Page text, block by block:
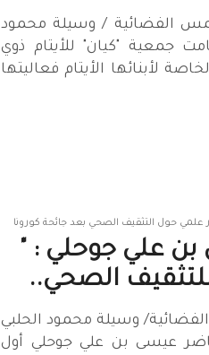
الفضائية / وسيلة محمود
جمعية "كيان" للأيتام ذوي
لأبنائها الأيتام فعاليتها
علمي حول التثقيف الصحي بعد جائحة كورونا
علي جوحلي : "
الصحي..
وسيلة محمود الحلبي
عيسى بن علي جوحلي أول